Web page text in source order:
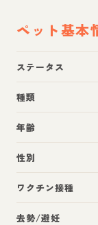
ペット基本
ステータス
種類
年齢
性別
ワクチン接種
去勢/避妊